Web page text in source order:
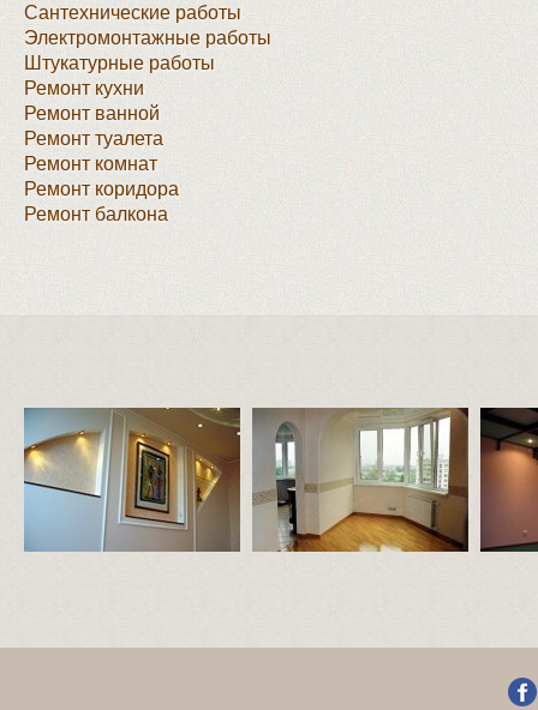
Сантехнические работы
Электромонтажные работы
Штукатурные работы
Ремонт кухни
Ремонт ванной
Ремонт туалета
Ремонт комнат
Ремонт коридора
Ремонт балкона